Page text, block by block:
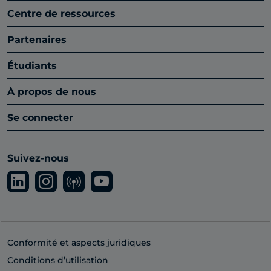
Centre de ressources
Partenaires
Étudiants
À propos de nous
Se connecter
Suivez-nous
Conformité et aspects juridiques
Conditions d’utilisation